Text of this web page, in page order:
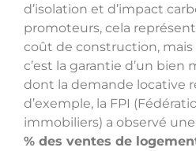
d’isolation et d’impact
promoteurs, cela
coût de construction, mais
c’est la garantie d’un bien
dont la demande locative
d’exemple, la FPI
immobiliers) a observé
% des ventes de